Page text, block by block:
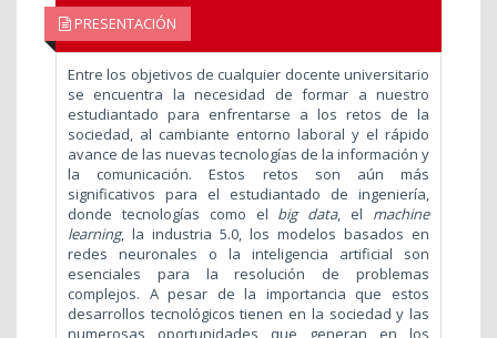
PRESENTACIÓN
Entre los objetivos de cualquier docente universitario
se encuentra la necesidad de formar a nuestro
estudiantado para enfrentarse a los retos de la
sociedad, al cambiante entorno laboral y el rápido
avance de las nuevas tecnologías de la información y
la comunicación. Estos retos son aún más
significativos para el estudiantado de ingeniería,
donde tecnologías como el big data, el machine
learning, la industria 5.0, los modelos basados en
redes neuronales o la inteligencia artificial son
esenciales para la resolución de problemas
complejos. A pesar de la importancia que estos
desarrollos tecnológicos tienen en la sociedad y las
numerosas oportunidades que generan en los